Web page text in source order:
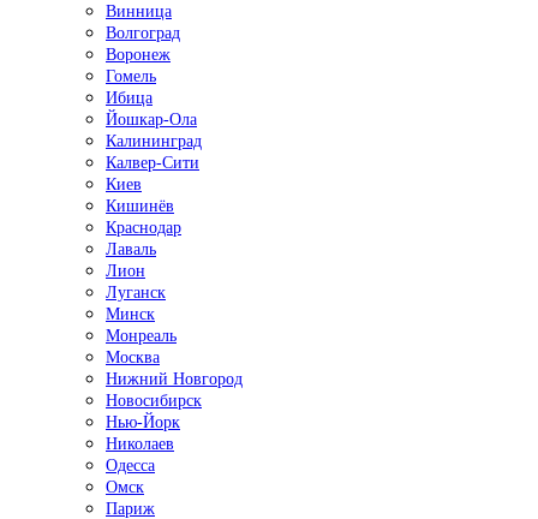
Винница
Волгоград
Воронеж
Гомель
Ибица
Йошкар-Ола
Калининград
Калвер-Сити
Киев
Кишинёв
Краснодар
Лаваль
Лион
Луганск
Минск
Монреаль
Москва
Нижний Новгород
Новосибирск
Нью-Йорк
Николаев
Одесса
Омск
Париж